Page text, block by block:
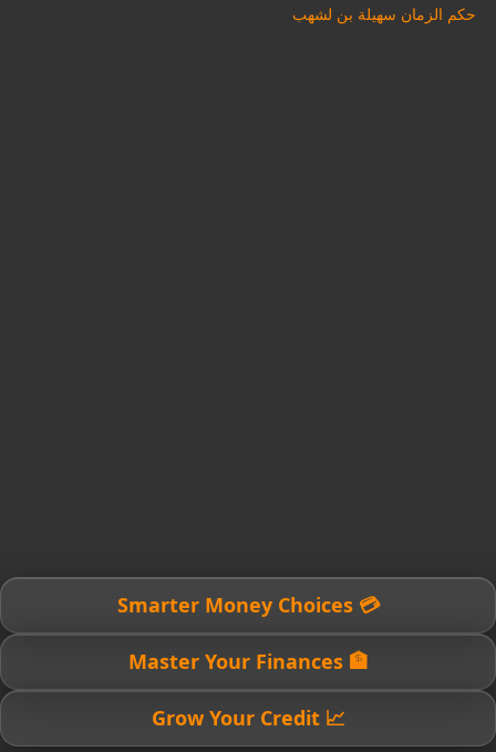
حكم الزمان سهيلة بن لشهب
💳 Smarter Money Choices
🏦 Master Your Finances
📈 Grow Your Credit